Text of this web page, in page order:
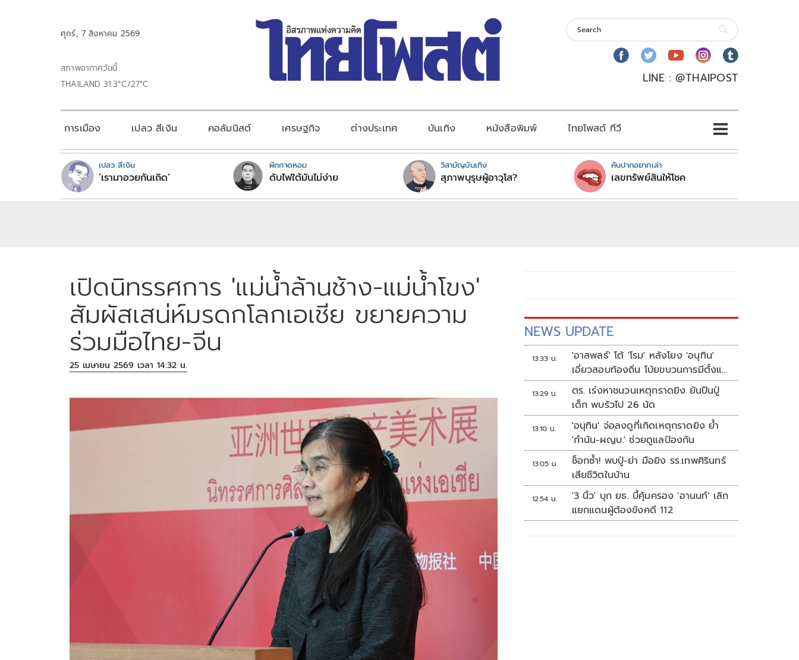
ศุกร์, 7 สิงหาคม 2569
สภาพอากาศวันนี้
THAILAND 31.3°C/27°C
LINE : @THAIPOST
การเมือง เปลว สีเงิน คอลัมนิสต์ เศรษฐกิจ ต่างประเทศ บันเทิง หนังสือพิมพ์ ไทยโพสต์ ทีวี
เปลว สีเงิน
‘เรามาอวยกันเถิด’
ผักกาดหอม
ดับไฟใต้มันไม่ง่าย
วิสามัญบันเทิง
สุภาพบุรุษผู้อาวุโส?
คันปากอยากเล่า
เลขทรัพย์สินให้โชค
เปิดนิทรรศการ 'แม่น้ำล้านช้าง-แม่น้ำโขง'
สัมผัสเสน่ห์มรดกโลกเอเชีย ขยายความ
ร่วมมือไทย-จีน
25 เมษายน 2569 เวลา 14:32 น.
NEWS UPDATE
13:33 น.
'อาสพลธ์' โต้ 'โรม' หลังโยง 'อนุทิน'
เอี่ยวสอบท้องถิ่น โบ้ยขบวนการมีตั้งแต่
ปี 62-64
13:29 น.
ตร. เร่งหาชนวนเหตุกราดยิง ยันปืนปู่
เด็ก พบรัวไป 26 นัด
13:10 น.
'อนุทิน' จ่อลงดูที่เกิดเหตุกราดยิง ย้ำ
'กำนัน-ผญบ.' ช่วยดูแลป้องกัน
13:05 น.
ช็อกซ้ำ! พบปู่-ย่า มือยิง รร.เทพศิรินทร์
เสียชีวิตในบ้าน
12:54 น.
'3 นิ้ว' บุก ยธ. บี้คุ้มครอง 'อานนท์' เลิก
แยกแดนผู้ต้องขังคดี 112